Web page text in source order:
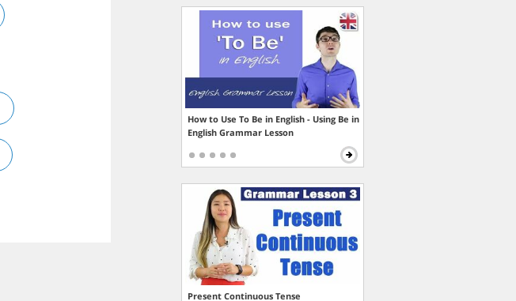
How to Use To Be in English - Using Be in
English Grammar Lesson
Present Continuous Tense